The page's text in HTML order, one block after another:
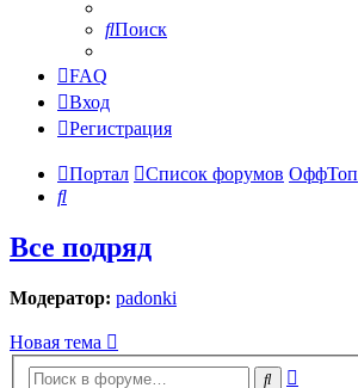
Поиск
FAQ
Вход
Регистрация
Портал Список форумов ОффТоп
Поиск
Все подряд
Модератор: padonki
Новая тема
Поиск